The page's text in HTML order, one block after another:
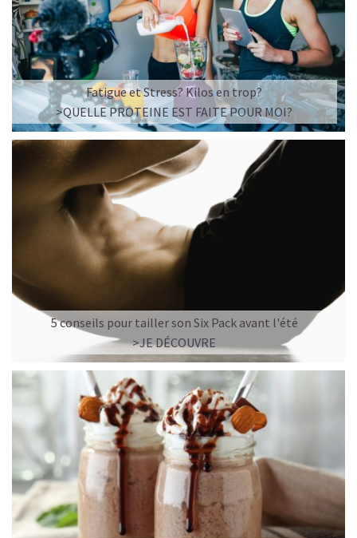
Fatigue et Stress? Kilos en trop?
>QUELLE PROTEINE EST FAITE POUR MOI?
5 conseils pour tailler son Six Pack avant l'été
>JE DÉCOUVRE